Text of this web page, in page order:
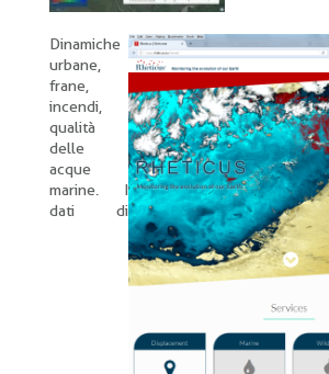
Dinamiche
urbane,
frane,
incendi,
qualità
delle
acque
marine. I
dati di